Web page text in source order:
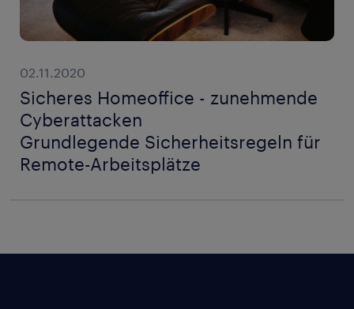
02.11.2020
Sicheres Homeoffice - zunehmende
Cyberattacken
Grundlegende Sicherheitsregeln für
Remote-Arbeitsplätze